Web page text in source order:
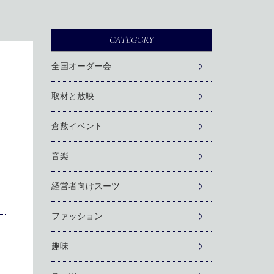
CATEGORY
全国オーダー会
取材と放映
倉敷イベント
音楽
経営者向けスーツ
ファッション
趣味